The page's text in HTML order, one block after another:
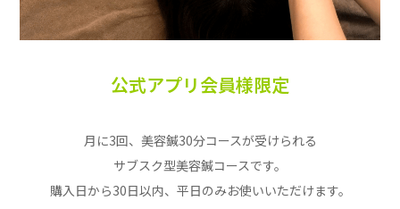
公式アプリ会員様限定
月に3回、美容鍼30分コースが受けられる
サブスク型美容鍼コースです。
購入日から30日以内、平日のみお使いいただけます。